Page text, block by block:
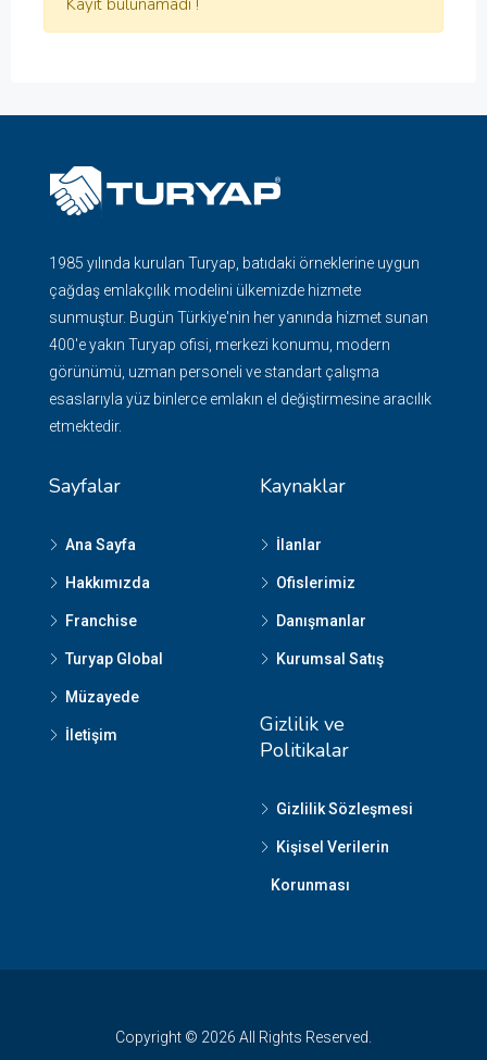
Kayıt bulunamadı !
1985 yılında kurulan Turyap, batıdaki örneklerine uygun
çağdaş emlakçılık modelini ülkemizde hizmete
sunmuştur. Bugün Türkiye'nin her yanında hizmet sunan
400'e yakın Turyap ofisi, merkezi konumu, modern
görünümü, uzman personeli ve standart çalışma
esaslarıyla yüz binlerce emlakın el değiştirmesine aracılık
etmektedir.
Sayfalar
Ana Sayfa
Hakkımızda
Franchise
Turyap Global
Müzayede
İletişim
Kaynaklar
İlanlar
Ofislerimiz
Danışmanlar
Kurumsal Satış
Gizlilik ve
Politikalar
Gizlilik Sözleşmesi
Kişisel Verilerin
Korunması
Copyright © 2026 All Rights Reserved.